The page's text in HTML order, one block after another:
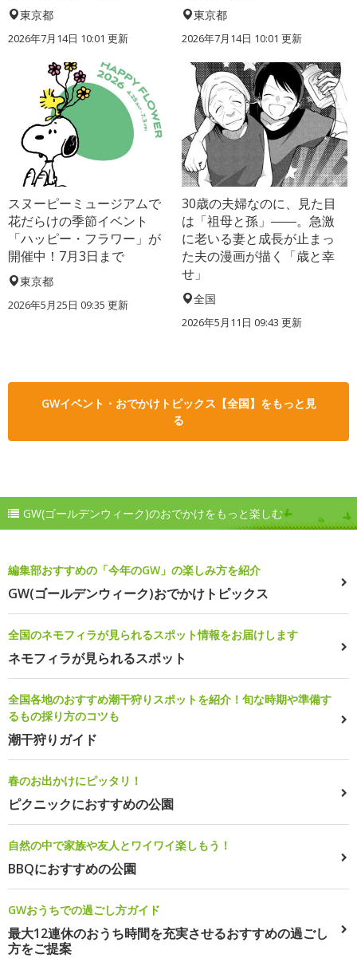
東京都
2026年7月14日 10:01 更新
東京都
2026年7月14日 10:01 更新
スヌーピーミュージアムで
花だらけの季節イベント
「ハッピー・フラワー」が
開催中！7月3日まで
東京都
2026年5月25日 09:35 更新
30歳の夫婦なのに、見た目
は「祖母と孫」――。急激
に老いる妻と成長が止まっ
た夫の漫画が描く「歳と幸
せ」
全国
2026年5月11日 09:43 更新
GWイベント・おでかけトピックス【全国】をもっと見
る
GW(ゴールデンウィーク)のおでかけをもっと楽しむ
編集部おすすめの「今年のGW」の楽しみ方を紹介
GW(ゴールデンウィーク)おでかけトピックス
全国のネモフィラが見られるスポット情報をお届けします
ネモフィラが見られるスポット
全国各地のおすすめ潮干狩りスポットを紹介！旬な時期や準備す
るもの採り方のコツも
潮干狩りガイド
春のお出かけにピッタリ！
ピクニックにおすすめの公園
自然の中で家族や友人とワイワイ楽しもう！
BBQにおすすめの公園
GWおうちでの過ごし方ガイド
最大12連休のおうち時間を充実させるおすすめの過ごし
方をご提案